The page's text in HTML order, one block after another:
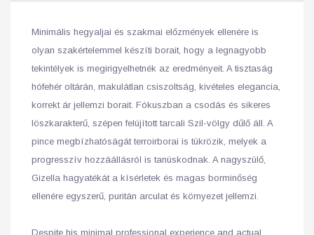
Minimális hegyaljai és szakmai előzmények ellenére is
olyan szakértelemmel készíti borait, hogy a legnagyobb
tekintélyek is megirigyelhetnék az eredményeit. A tisztaság
hófehér oltárán, makulátlan csiszoltság, kivételes elegancia,
korrekt ár jellemzi borait. Fókuszban a csodás és sikeres
löszkarakterű, szépen felújított tarcali Szil-völgy dűlő áll. A
pince megbízhatóságát terroirborai is tükrözik, melyek a
progresszív hozzáállásról is tanúskodnak. A nagyszülő,
Gizella hagyatékát a kísérletek és magas borminőség
ellenére egyszerű, puritán arculat és környezet jellemzi.
Despite his minimal professional experience and actual